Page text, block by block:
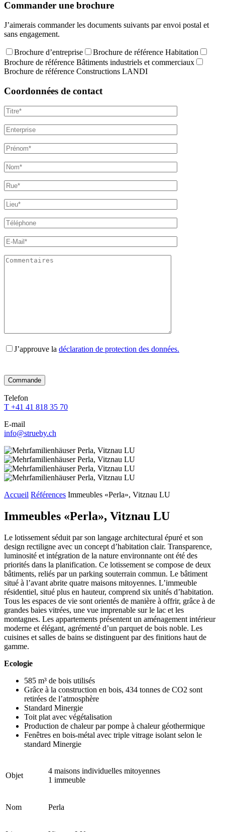
Commander une brochure
J’aimerais commander les documents suivants par envoi postal et
sans engagement.
Brochure d’entreprise
Brochure de référence Habitation
Brochure de référence Bâtiments industriels et commerciaux
Brochure de référence Constructions LANDI
Coordonnées de contact
J’approuve la déclaration de protection des données.
lasse
dieses
Feld
leer.
lasse
dieses
Feld
leer.
lasse
dieses
Feld
leer.
lasse
dieses
Feld
leer.
lasse
Feld
leer.
Telefon
T +41 41 818 35 70
E-mail
info@strueby.ch
Accueil Références Immeubles «Perla», Vitznau LU
Immeubles «Perla», Vitznau LU
Le lotissement séduit par son langage architectural épuré et son
design rectiligne avec un concept d’habitation clair. Transparence,
luminosité et intégration de la nature environnante ont été des
priorités dans la planification. Ce lotissement se compose de deux
bâtiments, reliés par un parking souterrain commun. Le bâtiment
situé à l’avant abrite quatre maisons mitoyennes. L’immeuble
résidentiel, situé plus en hauteur, comprend six unités d’habitation.
Tous les espaces de vie sont orientés de manière à offrir, grâce à de
grandes baies vitrées, une vue imprenable sur le lac et les
montagnes. Les appartements présentent un aménagement intérieur
moderne et élégant, agrémenté d’un parquet de bois noble. Les
cuisines et salles de bains se distinguent par des finitions haut de
gamme.
Ecologie
585 m³ de bois utilisés
Grâce à la construction en bois, 434 tonnes de CO2 sont
retirées de l’atmosphère
Standard Minergie
Toit plat avec végétalisation
Production de chaleur par pompe à chaleur géothermique
Fenêtres en bois-métal avec triple vitrage isolant selon le
standard Minergie
Objet
4 maisons individuelles mitoyennes
1 immeuble
Nom Perla